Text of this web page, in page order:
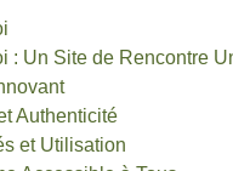
: Un Site de Rencontre
Authenticité
et Utilisation